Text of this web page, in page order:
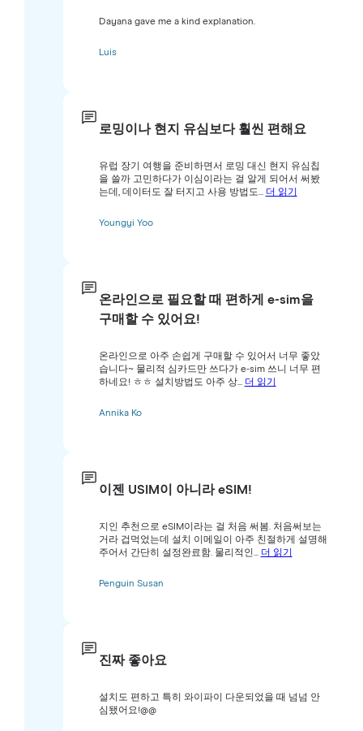
Dayana gave me a kind explanation.
Luis
로밍이나 현지 유심보다 훨씬 편해요
유럽 장기 여행을 준비하면서 로밍 대신 현지 유심칩
을 쓸까 고민하다가 이심이라는 걸 알게 되어서 써봤
는데, 데이터도 잘 터지고 사용 방법도... 더 읽기
Youngyi Yoo
온라인으로 필요할 때 편하게 e-sim을
구매할 수 있어요!
온라인으로 아주 손쉽게 구매할 수 있어서 너무 좋았
습니다~ 물리적 심카드만 쓰다가 e-sim 쓰니 너무 편
하네요! ㅎㅎ 설치방법도 아주 상... 더 읽기
Annika Ko
이젠 USIM이 아니라 eSIM!
지인 추천으로 eSIM이라는 걸 처음 써봄. 처음써보는
거라 겁먹었는데 설치 이메일이 아주 친절하게 설명해
주어서 간단히 설정완료함. 물리적인... 더 읽기
Penguin Susan
진짜 좋아요
설치도 편하고 특히 와이파이 다운되었을 때 넘넘 안
심됐어요!@@